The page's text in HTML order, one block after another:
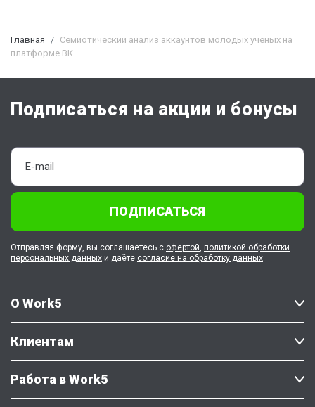
Главная
Семиотический анализ аккаунтов молодых ученых на
платформе ВК
О Work5
Клиентам
Работа в Work5
Подписаться на акции и бонусы
ПОДПИСАТЬСЯ
Отправляя форму, вы соглашаетесь с офертой, политикой обработки
персональных данных и даёте согласие на обработку данных